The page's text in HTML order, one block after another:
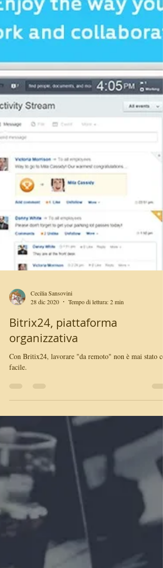
28 dic 2020
Tempo di lettura: 2 min
Bitrix24, piattaforma
organizzativa
Con Britix24, lavorare "da remoto" non è mai stato